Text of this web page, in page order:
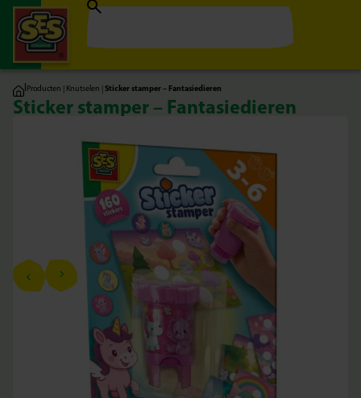
|Producten | Knutselen |Sticker stamper – Fantasiedieren
Sticker stamper – Fantasiedieren